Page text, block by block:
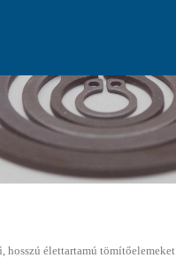
hosszú élettartamú tömítőelemeket